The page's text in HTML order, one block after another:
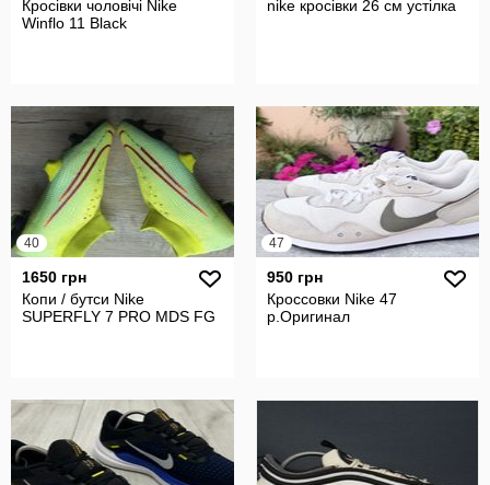
Кросівки чоловічі Nike
Winflo 11 Black
nike кросівки 26 см устілка
40
1650 грн
Копи / бутси Nike
SUPERFLY 7 PRO MDS FG
47
950 грн
Кроссовки Nike 47
р.Оригинал